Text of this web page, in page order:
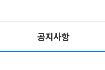
공지사항